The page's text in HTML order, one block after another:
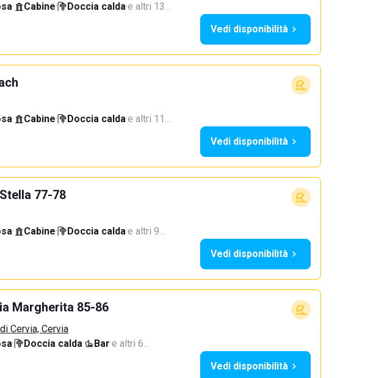
· Cabine· Doccia calda·e altri 13…
Vedi disponibilità
· Cabine· Doccia calda·e altri 11…
Vedi disponibilità
77-78
· Cabine· Doccia calda·e altri 9…
Vedi disponibilità
Margherita 85-86
Cervia, Cervia
· Doccia calda· Bar·e altri 6…
Vedi disponibilità